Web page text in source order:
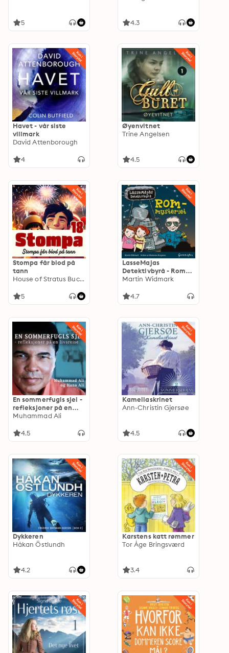
5 4.3
Havet - vår siste
villmark
David Attenborough
4
Øyenvitnet
Trine Angelsen
4.5
Stompa får blod på
tann
House of Stratus Buckeridge
5
LasseMajas
Detektivbyrå - Rom-
mysteriet
Martin Widmark
4.7
En sommerfugls sjel -
refleksjoner på en
livsreise
Muhammad Ali
4.5
Kameliaskrinet
Ann-Christin Gjersøe
4.5
Dykkeren
Håkan Östlundh
4.2
Karstens katt rømmer
Tor Åge Bringsværd
3.4